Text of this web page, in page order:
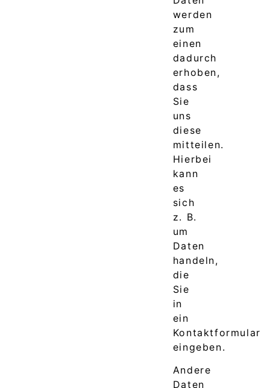
werden
zum
einen
dadurch
erhoben,
dass
Sie
uns
diese
mitteilen.
Hierbei
kann
es
sich
z. B.
um
Daten
handeln,
die
Sie
in
ein
Kontaktformular
eingeben.
Andere
Daten